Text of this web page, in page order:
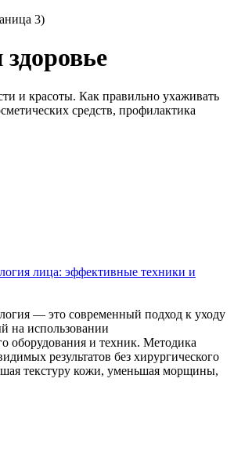
3)
и красоты. Как правильно ухаживать
средств, профилактика
лица: эффективные техники и
— это современный подход к уходу
на использовании
оборудования и техник. Методика
результатов без хирургического
текстуру кожи, уменьшая морщины,